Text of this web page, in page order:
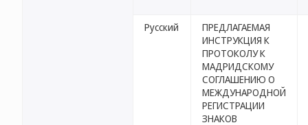
Русский
ПРЕДЛАГАЕМАЯ
ИНСТРУКЦИЯ К
ПРОТОКОЛУ К
МАДРИДСКОМУ
СОГЛАШЕНИЮ О
МЕЖДУНАРОДНОЙ
РЕГИСТРАЦИИ
ЗНАКОВ